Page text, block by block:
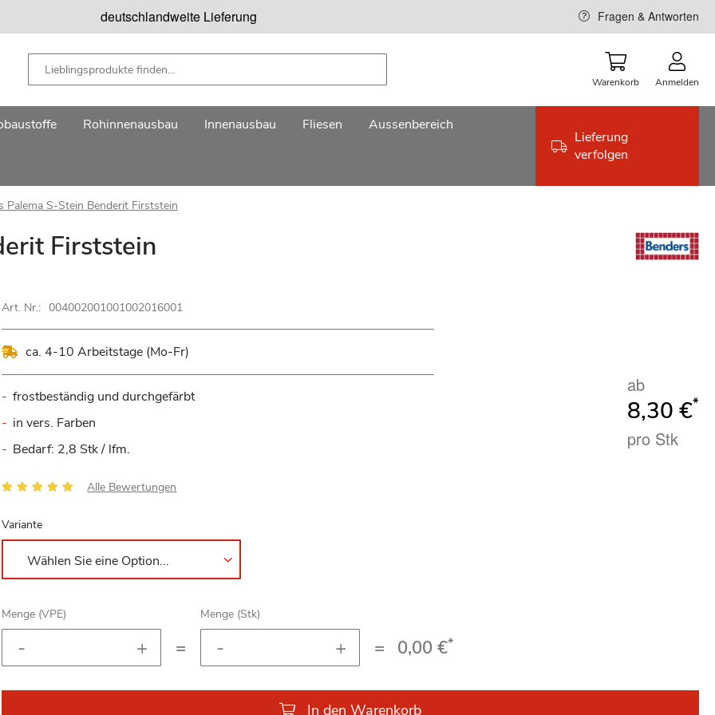
deutschlandweite Lieferung Fragen & Antworten
Warenkorb Anmelden
Rohinnenausbau Innenausbau Fliesen Aussenbereich
Lieferung
verfolgen
Palema S-Stein Benderit Firststein
Firststein
Art. Nr.: 004002001001002016001
ca. 4-10 Arbeitstage (Mo-Fr)
frostbeständig und durchgefärbt
in vers. Farben
Bedarf: 2,8 Stk / lfm.
Bewertung: Alle Bewertungen
ab
8,30 €*
pro Stk
Variante
Menge (VPE)
=
Menge (Stk)
= 0,00 €*
In den Warenkorb